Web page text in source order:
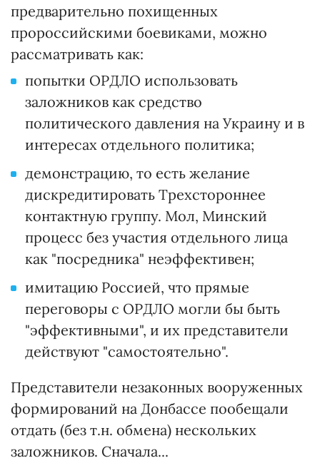
предварительно похищенных
пророссийскими боевиками, можно
рассматривать как:
попытки ОРДЛО использовать
заложников как средство
политического давления на Украину и в
интересах отдельного политика;
демонстрацию, то есть желание
дискредитировать Трехстороннее
контактную группу. Мол, Минский
процесс без участия отдельного лица
как "посредника" неэффективен;
имитацию Россией, что прямые
переговоры с ОРДЛО могли бы быть
"эффективными", и их представители
действуют "самостоятельно".
Представители незаконных вооруженных
формирований на Донбассе пообещали
отдать (без т.н. обмена) нескольких
заложников. Сначала...